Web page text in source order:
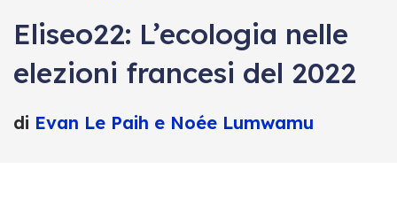
Eliseo22: L’ecologia nelle
elezioni francesi del 2022
di Evan Le Paih e Noée Lumwamu